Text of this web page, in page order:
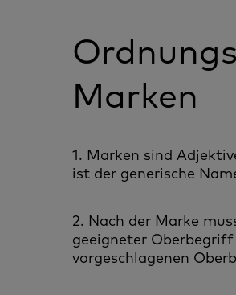
Marken
1. Marken sind
ist der generische
2. Nach der Marke
geeigneter
vorgeschlagenen